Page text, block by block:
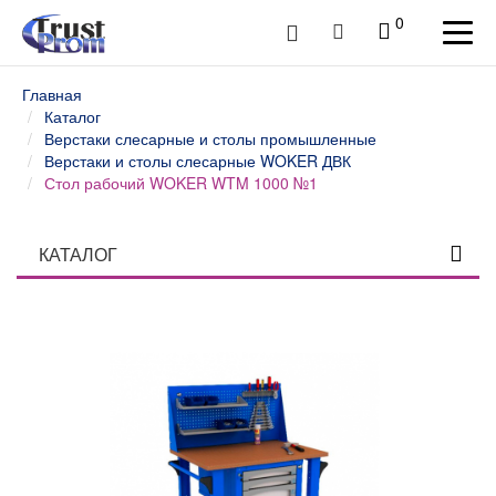
0
Главная
Каталог
Верстаки слесарные и столы промышленные
Верстаки и столы слесарные WOKER ДВК
Стол рабочий WOKER WTM 1000 №1
КАТАЛОГ
Верстаки и столы слесарные WOKER ДВК
Верстаки слесарные и рабочие места WOKER PRO
Верстаки слесарные и рабочие места SMART ДВК